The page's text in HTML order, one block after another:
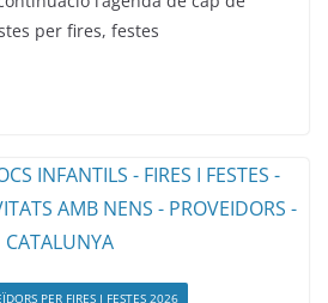
per fires, festes
PER FIRES I FESTES 2026